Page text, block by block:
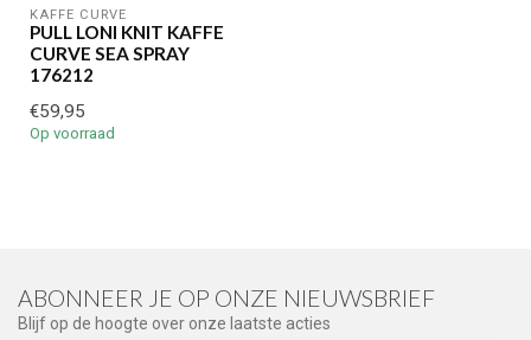
KAFFE CURVE
PULL LONI KNIT KAFFE
CURVE SEA SPRAY
176212
€59,95
Op voorraad
ABONNEER JE OP ONZE NIEUWSBRIEF
Blijf op de hoogte over onze laatste acties